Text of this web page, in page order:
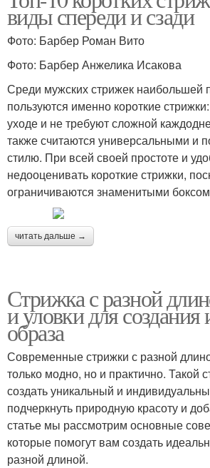
виды спереди и сзади
Фото: Барбер Роман Вито
Фото: Барбер Анжелика Исакова
Среди мужских стрижек наибольшей
пользуются именно короткие
уходе и не требуют сложной
также считаются универсальными и
стилю. При всей своей простоте и
недооценивать короткие стрижки,
ограничиваются знаменитыми
читать дальше →
Стрижка с разной
и уловки для создания
образа
Современные стрижки с разной
только модно, но и практично. Такой
создать уникальный и
подчеркнуть природную красоту и
статье мы рассмотрим основные
которые помогут вам создать
разной длиной.